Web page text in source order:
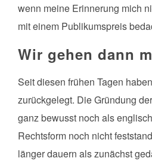
wenn meine Erinnerung mich
mit einem Publikumspreis
Wir gehen dann
Seit diesen frühen Tagen
zurückgelegt. Die Gründung
ganz bewusst noch als
Rechtsform noch nicht
länger dauern als zunächst